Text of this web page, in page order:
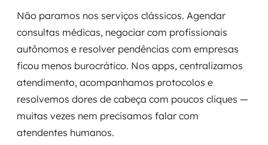
Não paramos nos serviços clássicos. Agendar
consultas médicas, negociar com profissionais
autônomos e resolver pendências com empresas
ficou menos burocrático. Nos apps, centralizamos
atendimento, acompanhamos protocolos e
resolvemos dores de cabeça com poucos cliques —
muitas vezes nem precisamos falar com
atendentes humanos.